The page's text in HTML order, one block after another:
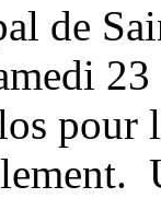
de
pour